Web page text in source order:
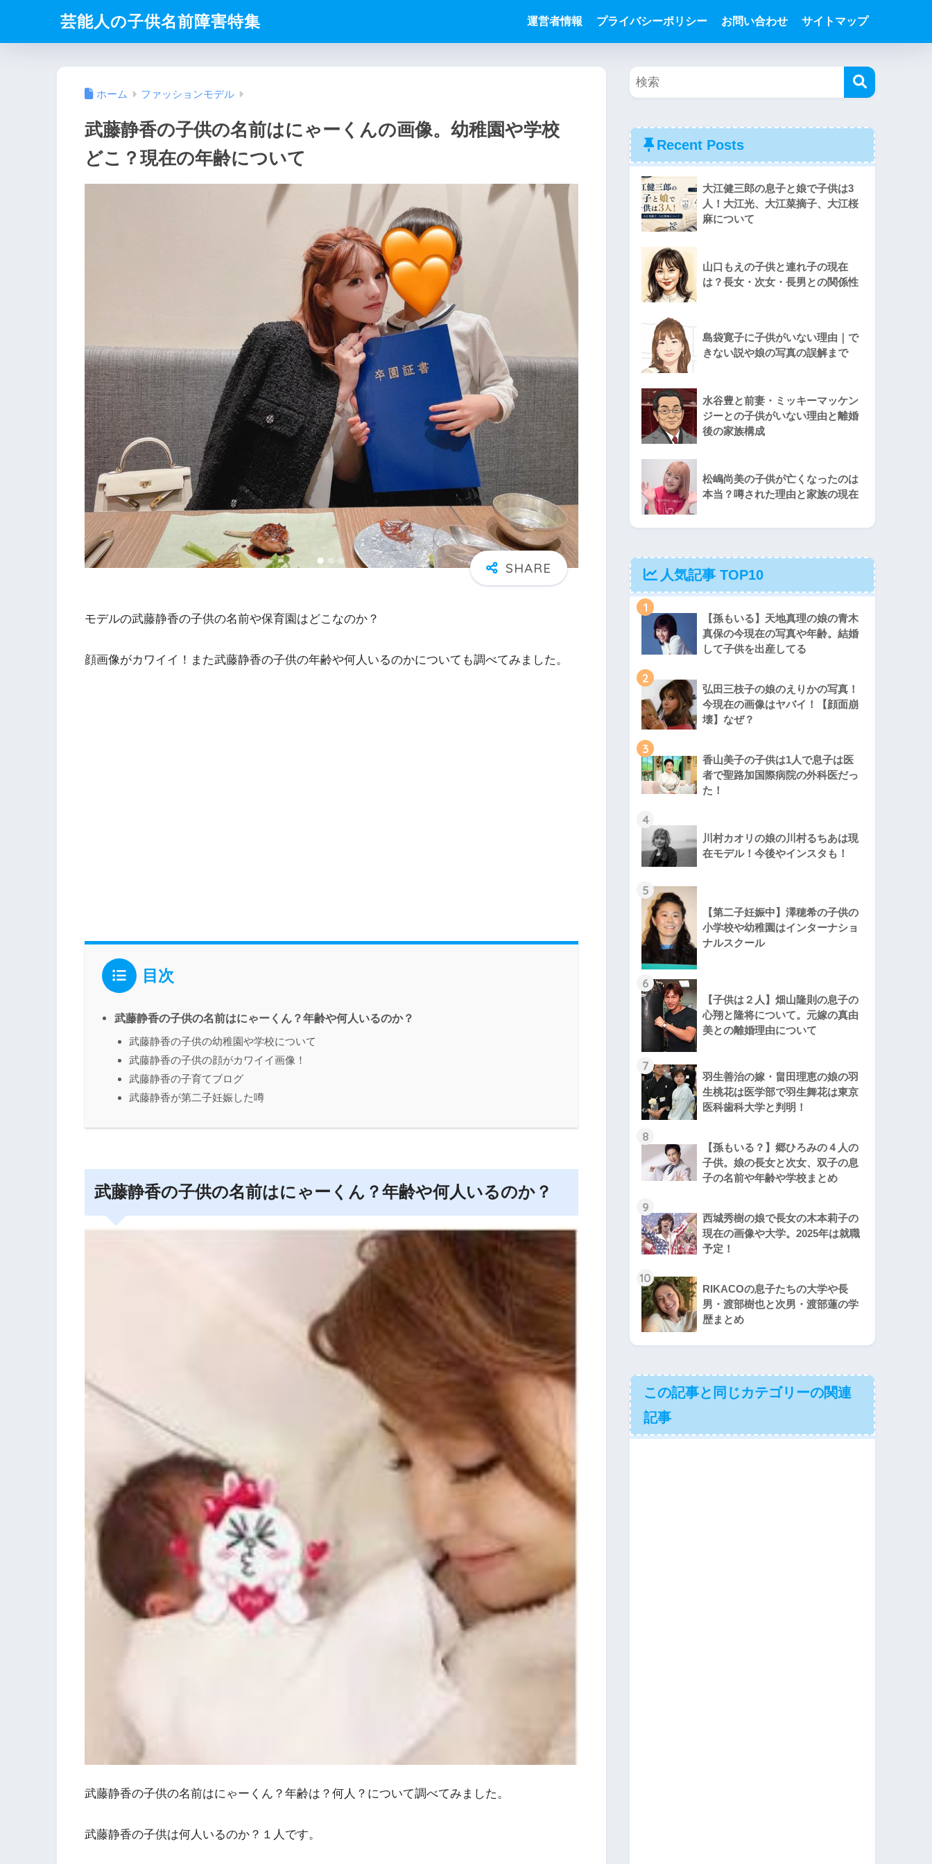
芸能人の子供名前障害特集 運営者情報 プライバシーポリシー お問い合わせ サイトマップ
ホーム ファッションモデル
武藤静香の子供の名前はにゃーくんの画像。幼稚園や学校
どこ？現在の年齢について
モデルの武藤静香の子供の名前や保育園はどこなのか？
顔画像がカワイイ！また武藤静香の子供の年齢や何人いるのかについても調べてみました。
目次
武藤静香の子供の名前はにゃーくん？年齢や何人いるのか？
武藤静香の子供の幼稚園や学校について
武藤静香の子供の顔がカワイイ画像！
武藤静香の子育てブログ
武藤静香が第二子妊娠した噂
武藤静香の子供の名前はにゃーくん？年齢や何人いるのか？
武藤静香の子供の名前はにゃーくん？ 年齢は？ 何人 ？について調べてみました。
武藤静香の子供は何人いるのか？１人です。
Recent Posts
大江健三郎の息子と娘で子供は3
人！大江光、大江菜摘子、大江桜
麻について
山口もえの子供と連れ子の現在
は？長女・次女・長男との関係性
島袋寛子に子供がいない理由｜で
きない説や娘の写真の誤解まで
水谷豊と前妻・ミッキーマッケン
ジーとの子供がいない理由と離婚
後の家族構成
松嶋尚美の子供が亡くなったのは
本当？噂された理由と家族の現在
人気記事 TOP10
1
【孫もいる】天地真理の娘の青木
真保の今現在の写真や年齢。結婚
して子供を出産してる
2
弘田三枝子の娘のえりかの写真！
今現在の画像はヤバイ！【顔面崩
壊】なぜ？
3
香山美子の子供は1人で息子は医
者で聖路加国際病院の外科医だっ
た！
4
川村カオリの娘の川村るちあは現
在モデル！今後やインスタも！
5
【第二子妊娠中】澤穂希の子供の
小学校や幼稚園はインターナショ
ナルスクール
6
【子供は２人】畑山隆則の息子の
心翔と隆将について。元嫁の真由
美との離婚理由について
7
羽生善治の嫁・畠田理恵の娘の羽
生桃花は医学部で羽生舞花は東京
医科歯科大学と判明！
8
【孫もいる？】郷ひろみの４人の
子供。娘の長女と次女、双子の息
子の名前や年齢や学校まとめ
9
西城秀樹の娘で長女の木本莉子の
現在の画像や大学。2025年は就職
予定！
10
RIKACOの息子たちの大学や長
男・渡部樹也と次男・渡部蓮の学
歴まとめ
この記事と同じカテゴリーの関連
記事